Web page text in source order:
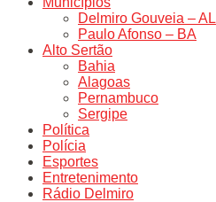
Delmiro Gouveia – AL
Paulo Afonso – BA
Alto Sertão
Bahia
Alagoas
Pernambuco
Sergipe
Política
Polícia
Esportes
Entretenimento
Rádio Delmiro